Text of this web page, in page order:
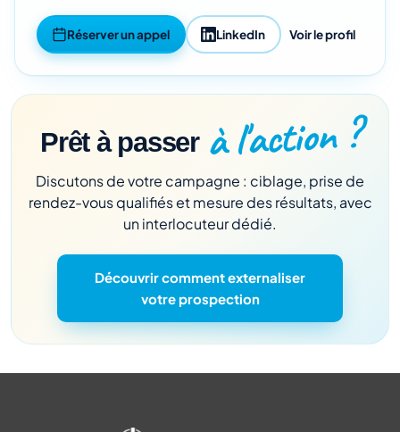
Réserver un appel LinkedIn Voir le profil
Prêt à passer à l'action ?
Discutons de votre campagne : ciblage, prise de
rendez-vous qualifiés et mesure des résultats, avec
un interlocuteur dédié.
Découvrir comment externaliser
votre prospection